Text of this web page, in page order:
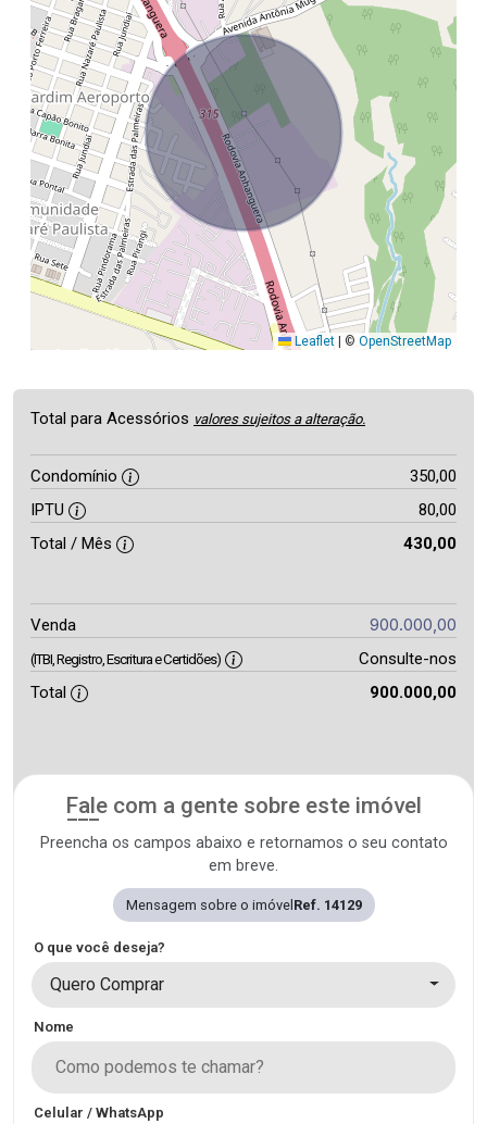
Leaflet | © OpenStreetMap
Total para Acessórios valores sujeitos a alteração.
Condomínio
350,00
IPTU
80,00
Total / Mês
430,00
Venda 900.000,00
(ITBI, Registro, Escritura e Certidões)
Consulte-nos
Total
900.000,00
Fale com a gente sobre este imóvel
Preencha os campos abaixo e retornamos o seu contato
em breve.
Mensagem sobre o imóvelRef. 14129
O que você deseja?
Quero Comprar
Nome
Celular / WhatsApp